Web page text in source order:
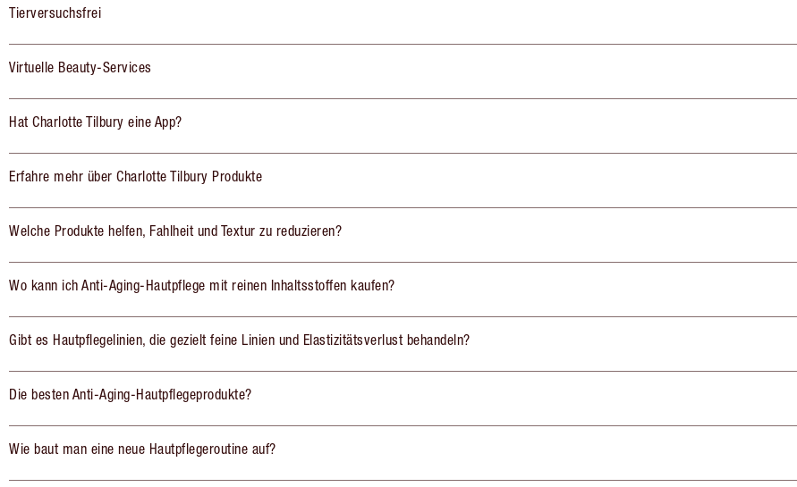
Tierversuchsfrei
Virtuelle Beauty-Services
Hat Charlotte Tilbury eine App?
Erfahre mehr über Charlotte Tilbury Produkte
Welche Produkte helfen, Fahlheit und Textur zu reduzieren?
Wo kann ich Anti-Aging-Hautpflege mit reinen Inhaltsstoffen kaufen?
Gibt es Hautpflegelinien, die gezielt feine Linien und Elastizitätsverlust behandeln?
Die besten Anti-Aging-Hautpflegeprodukte?
Wie baut man eine neue Hautpflegeroutine auf?